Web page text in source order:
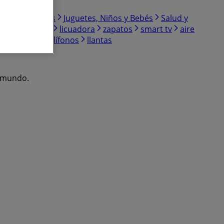
y Muebles Juguetes, Niños y Bebés
Salud y
licuadora zapatos smart tv
aire
audífonos llantas